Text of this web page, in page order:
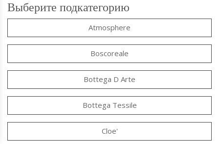
Выберите подкатегорию
Atmosphere
Boscoreale
Bottega D Arte
Bottega Tessile
Cloe'